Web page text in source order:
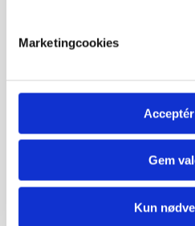
Marketingcookies
Gem
Kun
kiropraktorer i
Rygcenter
Hvornår bør man
kiropraktor?